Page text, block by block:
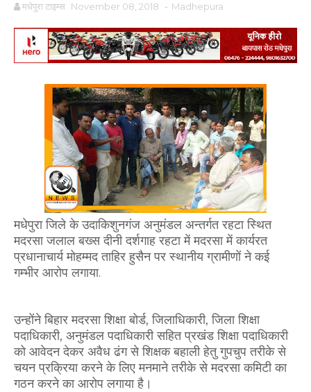
मधेपुरा टाइम्स November 08, 2018 - Madhepura
मधेपुरा जिले के उदाकिशुनगंज अनुमंडल अन्तर्गत रहटा स्थित
मदरसा जलाल बख्स दीनी दर्शगाह रहटा में मदरसा में कार्यरत
प्रधानाचार्य मोहम्मद ताहिर हुसैन पर स्थानीय ग्रामीणों ने कई
गम्भीर आरोप लगाया.
उन्होंने बिहार मदरसा शिक्षा बोर्ड, जिलाधिकारी, जिला शिक्षा
पदाधिकारी, अनुमंडल पदाधिकारी सहित प्रखंड शिक्षा पदाधिकारी
को आवेदन देकर अवैध ढंग से शिक्षक बहाली हेतु गुपचुप तरीके से
चयन प्रक्रिया करने के लिए मनमाने तरीके से मदरसा कमिटी का
गठन करने का आरोप लगाया है।